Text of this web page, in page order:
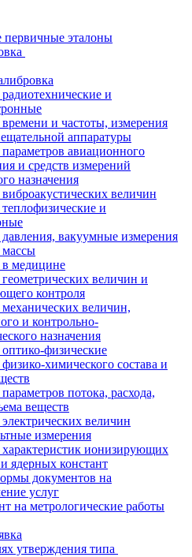
первичные эталоны
и
и частоты, измерения
аппаратуры
авиационного
и средств измерений
назначения
величин
и
вакуумные измерения
медицине
величин и
контроля
величин,
и контрольно-
назначения
физические
химического состава и
потока, расхода,
веществ
величин
измерения
ионизирующих
ядерных констант
документов на
услуг
на метрологические работы
утверждения типа